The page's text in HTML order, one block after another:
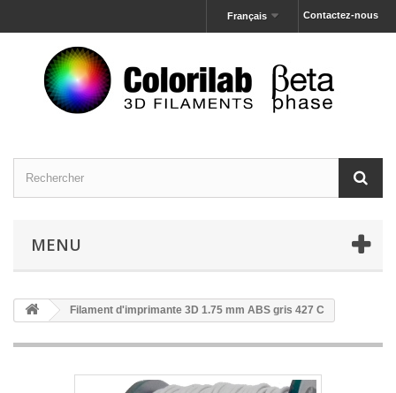
Contactez-nous
Français
MENU
Filament d'imprimante 3D 1.75 mm ABS gris 427 C